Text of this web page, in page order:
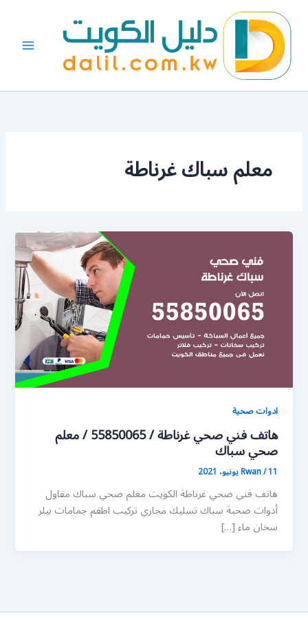
المحتوى
معلم سباك غرناطة
ادوات صحية
هاتف فني صحي غرناطة / 55850065 / معلم
صحي سباك
Rwan/11 يونيو، 2021
هاتف فني صحي غرناطة الكويت معلم صحي سباك مقاول
أدوات صحية سباك تسليك مجاري تركيب اطقم جمامات بيلر
سخان ماء […]